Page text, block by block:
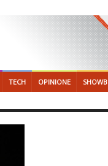
TECH OPINIONE